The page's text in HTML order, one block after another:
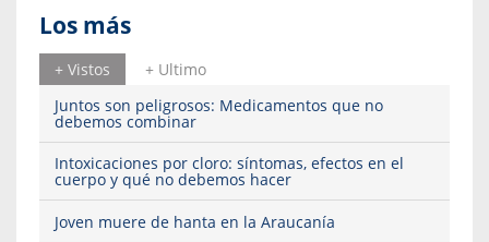
Los más
+ Vistos
+ Ultimo
Juntos son peligrosos: Medicamentos que no
debemos combinar
Intoxicaciones por cloro: síntomas, efectos en el
cuerpo y qué no debemos hacer
Joven muere de hanta en la Araucanía